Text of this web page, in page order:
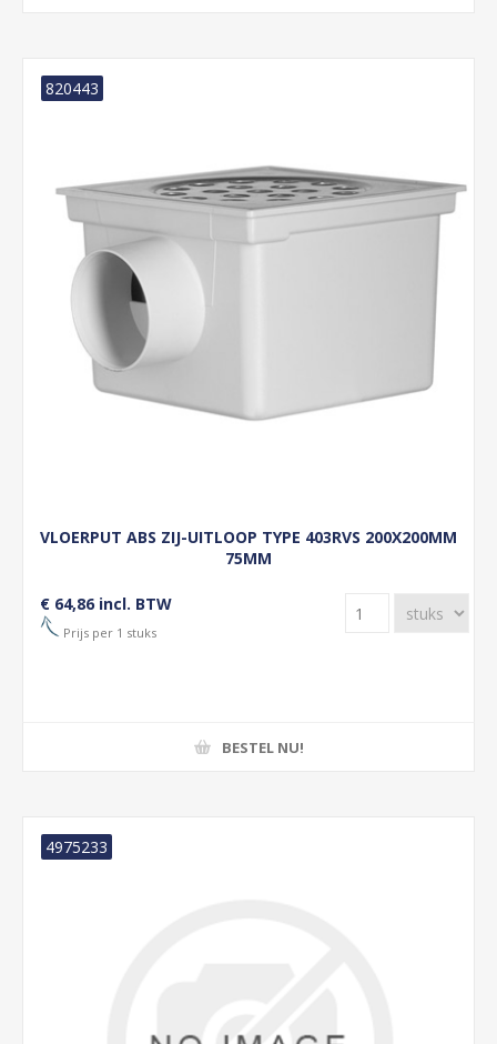
VLOERPUT ABS ZIJ-UITLOOP TYPE 403RVS 200X200MM
75MM
820443
€ 64,86 incl. BTW
Prijs per 1 stuks
BESTEL NU!
4975233